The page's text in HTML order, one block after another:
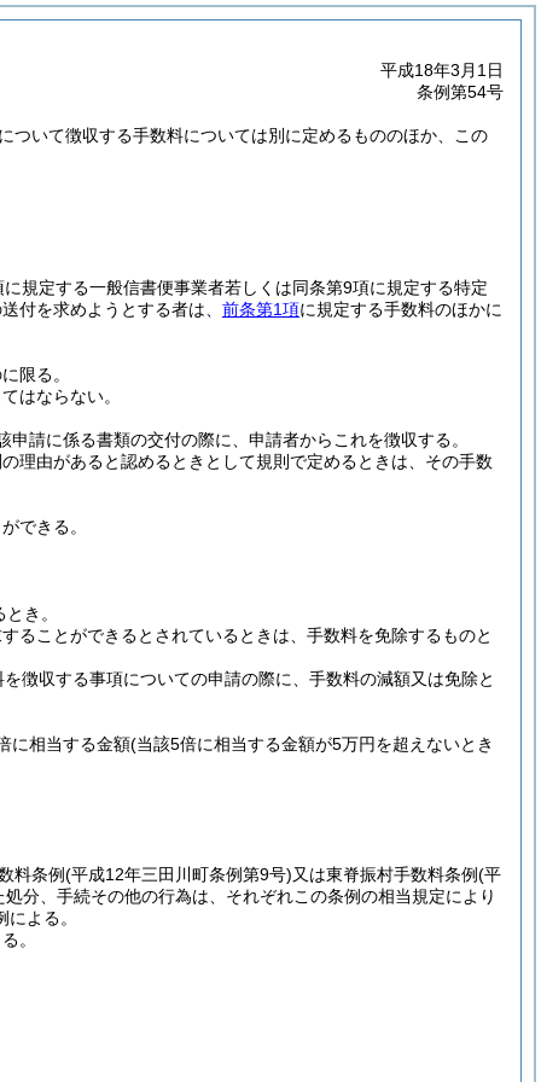
平成18年3月1日
条例第54号
ついて徴収する手数料については別に定めるもののほか、この
規定する一般信書便事業者若しくは同条第9項に規定する特定
付を求めようとする者は、 前条第1項に規定する手数料のほかに
限る。
はならない。
請に係る書類の交付の際に、申請者からこれを徴収する。
理由があると認めるときとして規則で定めるときは、その手数
できる。
き。
ることができるとされているときは、手数料を免除するものと
徴収する事項についての申請の際に、手数料の減額又は免除と
に相当する金額(当該5倍に相当する金額が5万円を超えないとき
料条例(平成12年三田川町条例第9号)又は東脊振村手数料条例(平
分、手続その他の行為は、それぞれこの条例の相当規定により
よる。
。